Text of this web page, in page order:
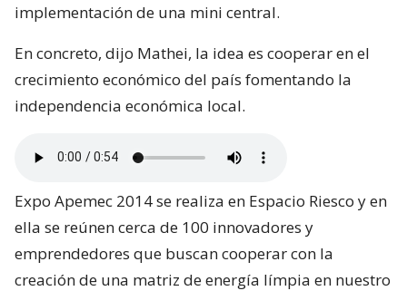
implementación de una mini central.
En concreto, dijo Mathei, la idea es cooperar en el
crecimiento económico del país fomentando la
independencia económica local.
Expo Apemec 2014 se realiza en Espacio Riesco y en
ella se reúnen cerca de 100 innovadores y
emprendedores que buscan cooperar con la
creación de una matriz de energía límpia en nuestro